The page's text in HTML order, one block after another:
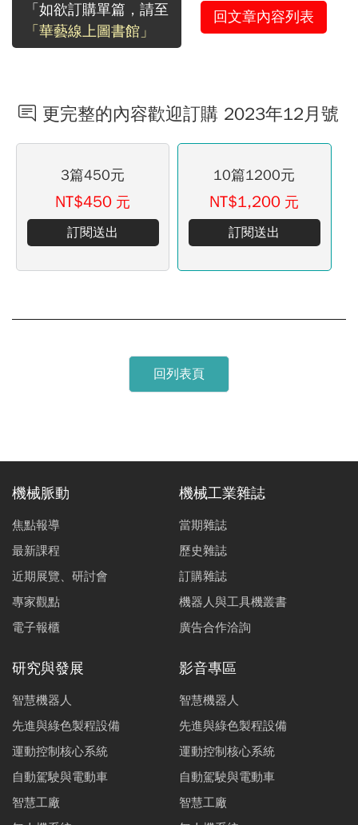
「如欲訂購單篇，請至
「華藝線上圖書館」
回文章內容列表
更完整的內容歡迎訂購 2023年12月號
3篇450元
NT$450 元
訂閱送出
10篇1200元
NT$1,200 元
訂閱送出
回列表頁
機械脈動
焦點報導
最新課程
近期展覽、研討會
專家觀點
電子報櫃
機械工業雜誌
當期雜誌
歷史雜誌
訂購雜誌
機器人與工具機叢書
廣告合作洽詢
研究與發展
智慧機器人
先進與綠色製程設備
運動控制核心系統
自動駕駛與電動車
智慧工廠
影音專區
智慧機器人
先進與綠色製程設備
運動控制核心系統
自動駕駛與電動車
智慧工廠